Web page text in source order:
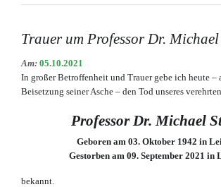
Freudvolle
zum
Kyffhäuser
Trauer um Professor Dr.
Am: 05.10.2021
In großer Betroffenheit und Trauer gebe ich heute –
Beisetzung seiner Asche – den Tod unseres
Professor Dr. Michael
Geboren am 03. Oktober 1942 in
Gestorben am 09. September 2021 in
bekannt.